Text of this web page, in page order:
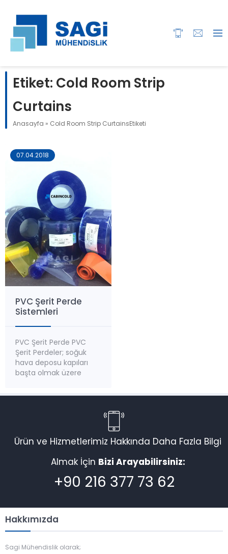
Etiket: Cold Room Strip
Curtains
Anasayfa » Cold Room Strip CurtainsEtiketi
07.04.2018
PVC Şerit Perde
Sistemleri
PVC Şerit Perde PVC
Şerit Perdeler; soğuk
hava deposu kapıları
başta olmak üzere
çözümler sunmaktadır.
montajı yapıldığı alanda
hava akışını en aza
indirir ve termal yük
Ürün ve Hizmetlerimiz Hakkında Daha Fazla Bilgi
Almak İçin Bizi Arayabilirsiniz:
+90 216 377 73 62
Hakkımızda
Sagi Mühendislik olarak;